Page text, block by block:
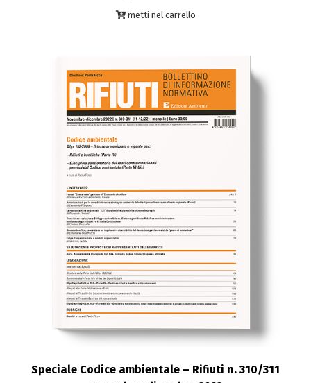
metti nel carrello
Speciale Codice ambientale – Rifiuti n. 310/311